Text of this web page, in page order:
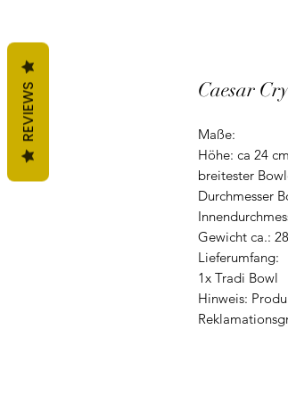
Caesar
Maße:
Höhe: ca 24 cm
breitester
Durchmesser
Gewicht ca.:
Lieferumfang:
1x Tradi Bowl
Hinweis:
REVIEWS